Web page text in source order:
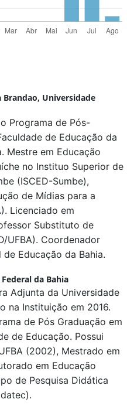
Brandao, Universidade
Programa de Pós-
de Educação da
Mestre em Educação
no Instituo Superior de
(ISCED-Sumbe),
de Mídias para a
Licenciado em
Substituto de
UFBA). Coordenador
Educação da Bahia.
da Bahia
Adjunta da Universidade
na Instituição em 2016.
de Pós Graduação em
de Educação. Possui
(2002), Mestrado em
em Educação
de Pesquisa Didática